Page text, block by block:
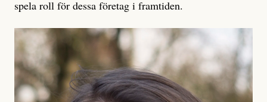
spela roll för dessa företag i framtiden.